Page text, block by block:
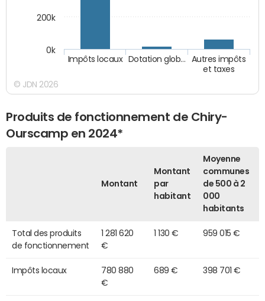
Autres impôts
et taxes
Dotation glob…
Impôts locaux
0k
200k
© JDN 2026
Produits de fonctionnement de Chiry-
Ourscamp en 2024*
Montant
Montant
par
habitant
Moyenne
communes
de 500 à 2
000
habitants
Total des produits
de fonctionnement
1 281 620
€
1 130 € 959 015 €
Impôts locaux
780 880
€
689 € 398 701 €